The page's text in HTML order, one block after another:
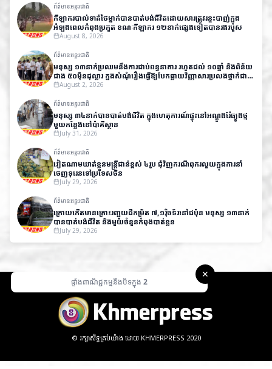
ព័ត៌មានអន្តរជាតិ
កីឡាករបាល់ទាត់ថៃម្នាក់បានបាត់បង់ជីវិតដោយសារត្រូវរន្ទះបាញ់ក្នុង
អំឡុងពេលកំពុងប្រកួត ខណៈកីឡាករ ១២នាក់ផ្សេងទៀតបានរងរបួស
August 8, 2026
ព័ត៌មានអន្តរជាតិ
មនុស្ស ១៣នាក់ប្រឈមនឹងការជាប់ពន្ធនាគារ រហូតដល់ ១០ឆ្នាំ និងពិន័យ
ជាង ៥០ម៉ឺនដុល្លារ ក្នុងសំណុំរឿងធ្វើឱ្យបែកធ្លាយវិញ្ញាសារប្រលងថ្នាក់ជាតិ
នៅឥណ្ឌា
August 2, 2026
ព័ត៌មានអន្តរជាតិ
មនុស្ស ៣៤នាក់បានបាត់បង់ជីវិត ក្នុងហេតុការណ៍ផ្ទុះនៅអណ្តូងរ៉ែធ្យូងថ្ម
មួយកន្លែងនៅប៉ាគីស្ថាន
July 31, 2026
ព័ត៌មានអន្តរជាតិ
វៀតណាមឃាត់ខ្លួនមន្ត្រីជាន់ខ្ពស់ ៤រូប ជុំវិញករណីពុករលួយក្នុងការនាំ
ចេញទុរេនទៅប្រទេសចិន
July 29, 2026
ព័ត៌មានអន្តរជាតិ
ក្រោយកើតមានគ្រោះរញ្ជួយដីកម្រិត ៧,១រ៉ិចទ័រនៅជប៉ុន មនុស្ស ១៣នាក់
បានបាត់បង់ជីវិត និងមួយចំនួនកំពុងបាត់ខ្លួន
July 29, 2026
✕
ផ្ទាំងពាណិជ្ជកម្មនឹងបិទក្នុង 1
© រក្សាសិទ្ធគ្រប់យ៉ាង ដោយ KHMERPRESS 2020